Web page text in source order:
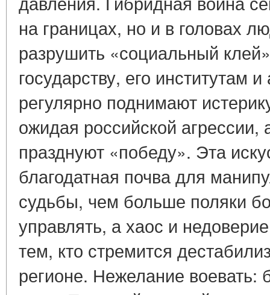
на границах, но и в головах
разрушить «социальный
государству, его
регулярно поднимают
ожидая российской агрессии,
празднуют «победу». Эта
благодатная почва для
судьбы, чем больше поляки
управлять, а хаос и
тем, кто стремится
регионе. Нежелание воевать: